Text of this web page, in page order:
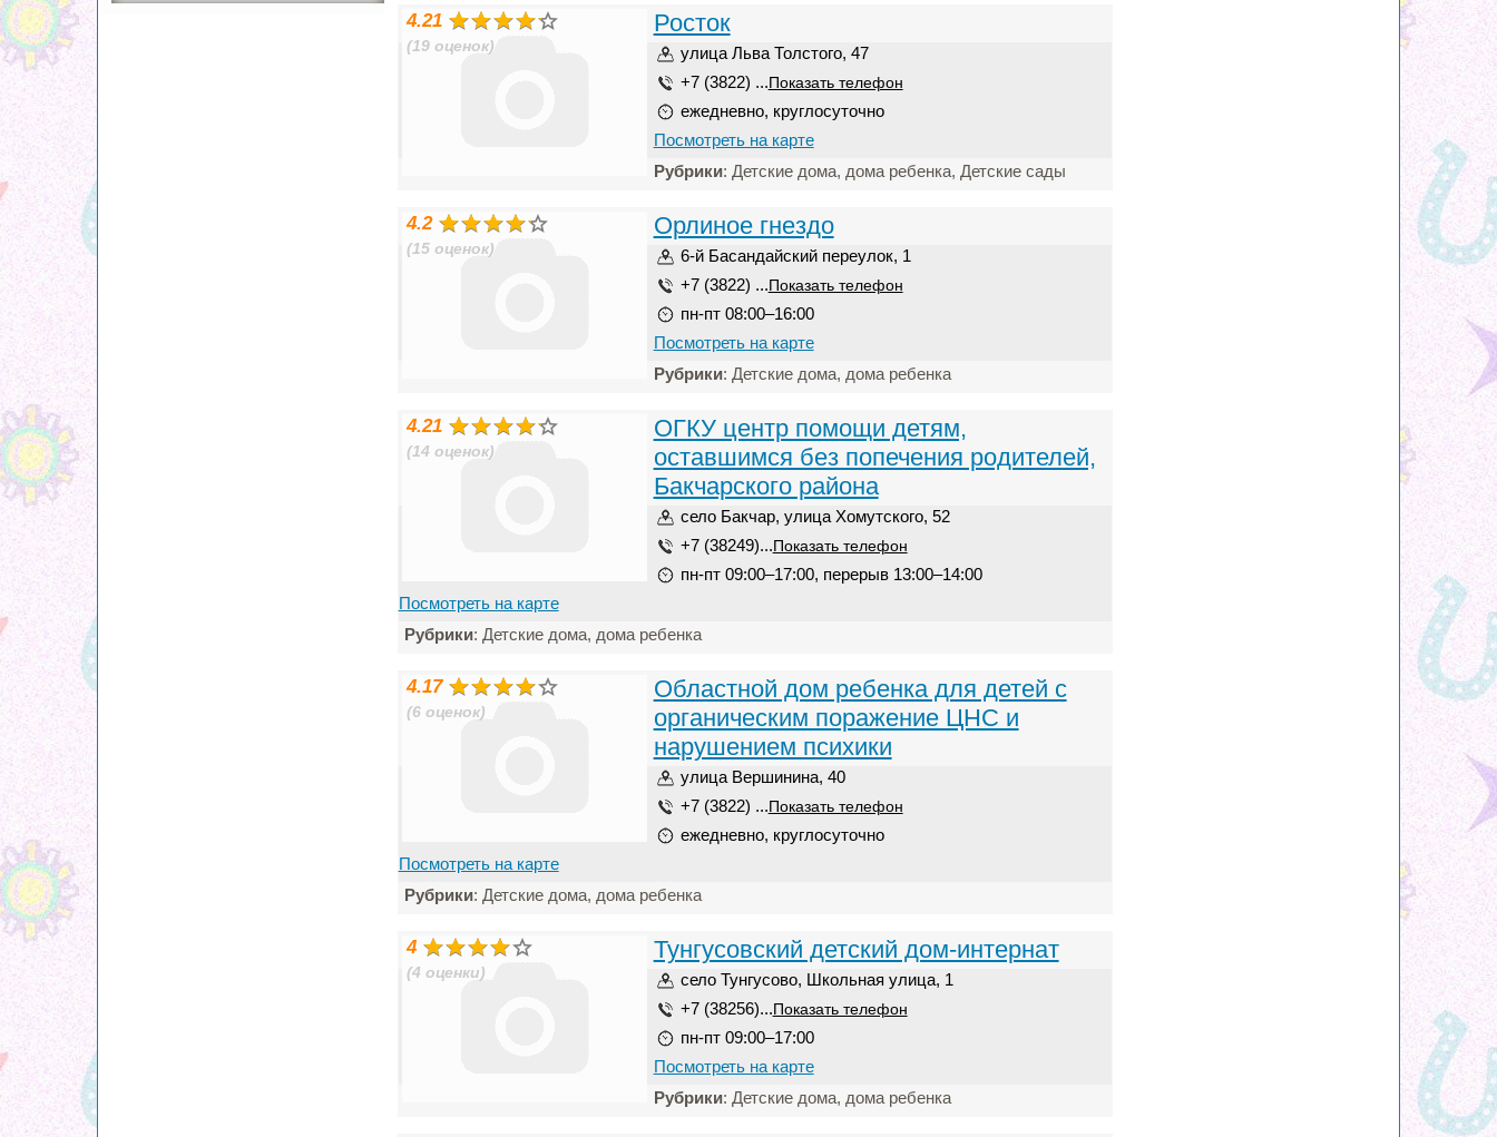
4.21
(19 оценок)
Росток
улица Льва Толстого, 47
+7 (3822) ... Показать телефон
ежедневно, круглосуточно
Посмотреть на карте
Рубрики: Детские дома, дома ребенка, Детские сады
4.2
(15 оценок)
Орлиное гнездо
6-й Басандайский переулок, 1
+7 (3822) ... Показать телефон
пн-пт 08:00–16:00
Посмотреть на карте
Рубрики: Детские дома, дома ребенка
4.21
(14 оценок)
ОГКУ центр помощи детям,
оставшимся без попечения родителей,
Бакчарского района
село Бакчар, улица Хомутского, 52
+7 (38249)... Показать телефон
пн-пт 09:00–17:00, перерыв 13:00–14:00
Посмотреть на карте
Рубрики: Детские дома, дома ребенка
4.17
(6 оценок)
Областной дом ребенка для детей с
органическим поражение ЦНС и
нарушением психики
улица Вершинина, 40
+7 (3822) ... Показать телефон
ежедневно, круглосуточно
Посмотреть на карте
Рубрики: Детские дома, дома ребенка
4
(4 оценки)
Тунгусовский детский дом-интернат
село Тунгусово, Школьная улица, 1
+7 (38256)... Показать телефон
пн-пт 09:00–17:00
Посмотреть на карте
Рубрики: Детские дома, дома ребенка